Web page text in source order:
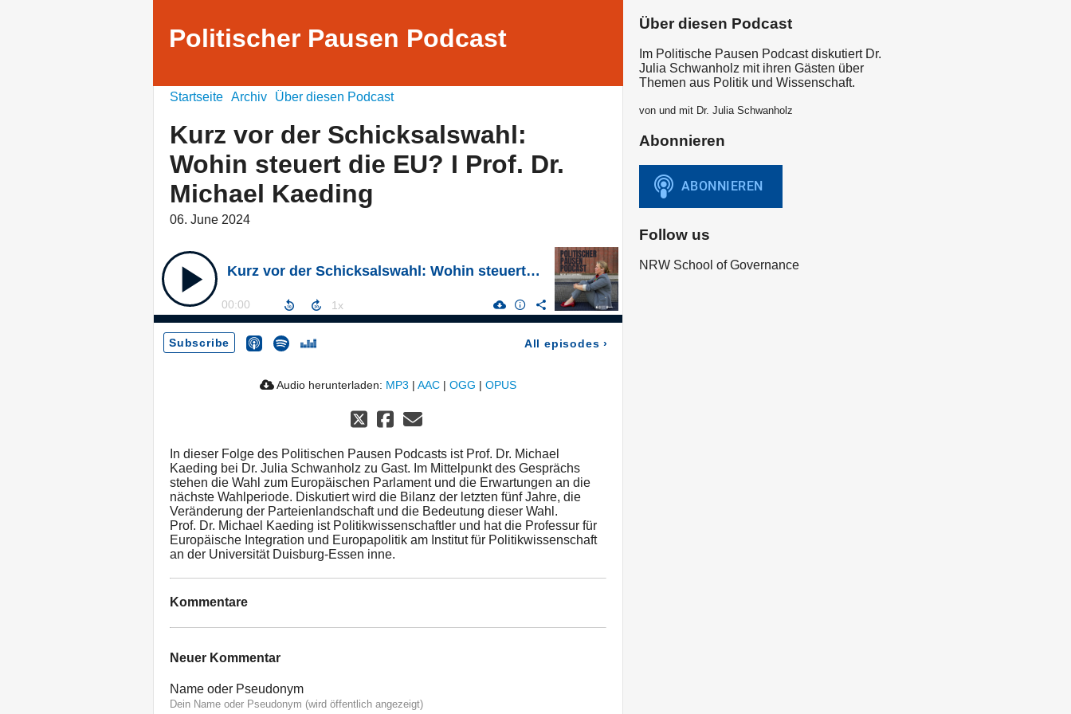
Politischer Pausen Podcast
Startseite Archiv Über diesen Podcast
Kurz vor der Schicksalswahl:
Wohin steuert die EU? I Prof. Dr.
Michael Kaeding
06. June 2024
Kurz vor der Schicksalswahl: Wohin steuert die EU? I Prof. Dr. Michael Kaeding
00:00
Subscribe All episodes ›
Audio herunterladen: MP3 | AAC | OGG | OPUS
In dieser Folge des Politischen Pausen Podcasts ist Prof. Dr. Michael
Kaeding bei Dr. Julia Schwanholz zu Gast. Im Mittelpunkt des Gesprächs
stehen die Wahl zum Europäischen Parlament und die Erwartungen an die
nächste Wahlperiode. Diskutiert wird die Bilanz der letzten fünf Jahre, die
Veränderung der Parteienlandschaft und die Bedeutung dieser Wahl.
Prof. Dr. Michael Kaeding ist Politikwissenschaftler und hat die Professur für
Europäische Integration und Europapolitik am Institut für Politikwissenschaft
an der Universität Duisburg-Essen inne.
Kommentare
Neuer Kommentar
Name oder Pseudonym
Dein Name oder Pseudonym (wird öffentlich angezeigt)
Über diesen Podcast
Im Politische Pausen Podcast diskutiert Dr.
Julia Schwanholz mit ihren Gästen über
Themen aus Politik und Wissenschaft.
von und mit Dr. Julia Schwanholz
Abonnieren
Follow us
NRW School of Governance